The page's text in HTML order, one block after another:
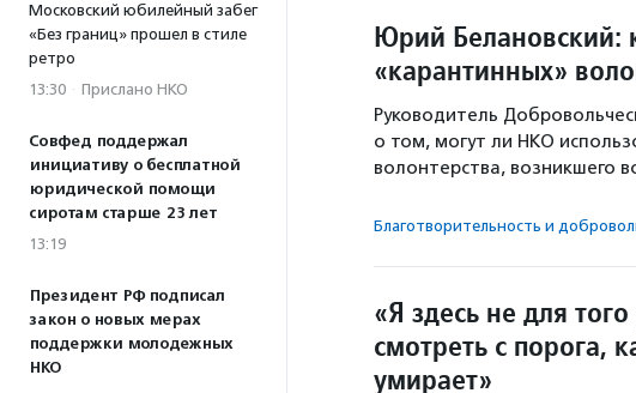
Московский юбилейный забег
«Без границ» прошел в стиле
ретро
13:30 · Прислано НКО
Совфед поддержал
инициативу о бесплатной
юридической помощи
сиротам старше 23 лет
13:19
Президент РФ подписал
закон о новых мерах
поддержки молодежных
НКО
Юрий Белановский:
«карантинных»
Руководитель
о том, могут ли НКО
волонтерства, возникшего
Благотвори­тель­ность и
«Я здесь не для
смотреть с порога,
умирает»